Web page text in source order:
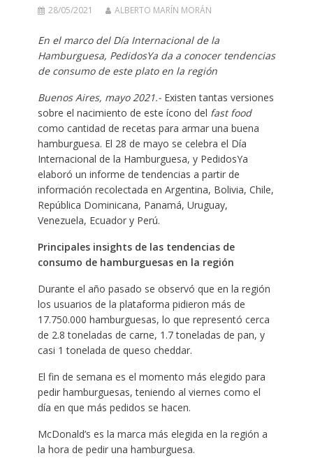
28/05/2021 ALBERTO MARÍN MORÁN
En el marco del Día Internacional de la
Hamburguesa, PedidosYa da a conocer tendencias
de consumo de este plato en la región
Buenos Aires, mayo 2021.-Existen tantas versiones
sobre el nacimiento de este ícono del fast food
como cantidad de recetas para armar una buena
hamburguesa. El 28 de mayo se celebra el Día
Internacional de la Hamburguesa, y PedidosYa
elaboró un informe de tendencias a partir de
información recolectada en Argentina, Bolivia, Chile,
República Dominicana, Panamá, Uruguay,
Venezuela, Ecuador y Perú.
Principales insights de las tendencias de
consumo de hamburguesas en la región
Durante el año pasado se observó que en la región
los usuarios de la plataforma pidieron más de
17.750.000 hamburguesas, lo que representó cerca
de 2.8 toneladas de carne, 1.7 toneladas de pan, y
casi 1 tonelada de queso cheddar.
El fin de semana es el momento más elegido para
pedir hamburguesas, teniendo al viernes como el
día en que más pedidos se hacen.
McDonald’s es la marca más elegida en la región a
la hora de pedir una hamburguesa.